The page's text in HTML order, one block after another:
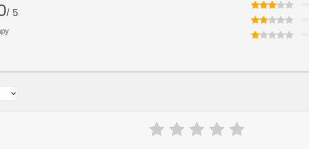
/ 5